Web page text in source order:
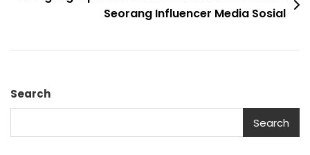
Seorang Influencer Media Sosial
Search
Search